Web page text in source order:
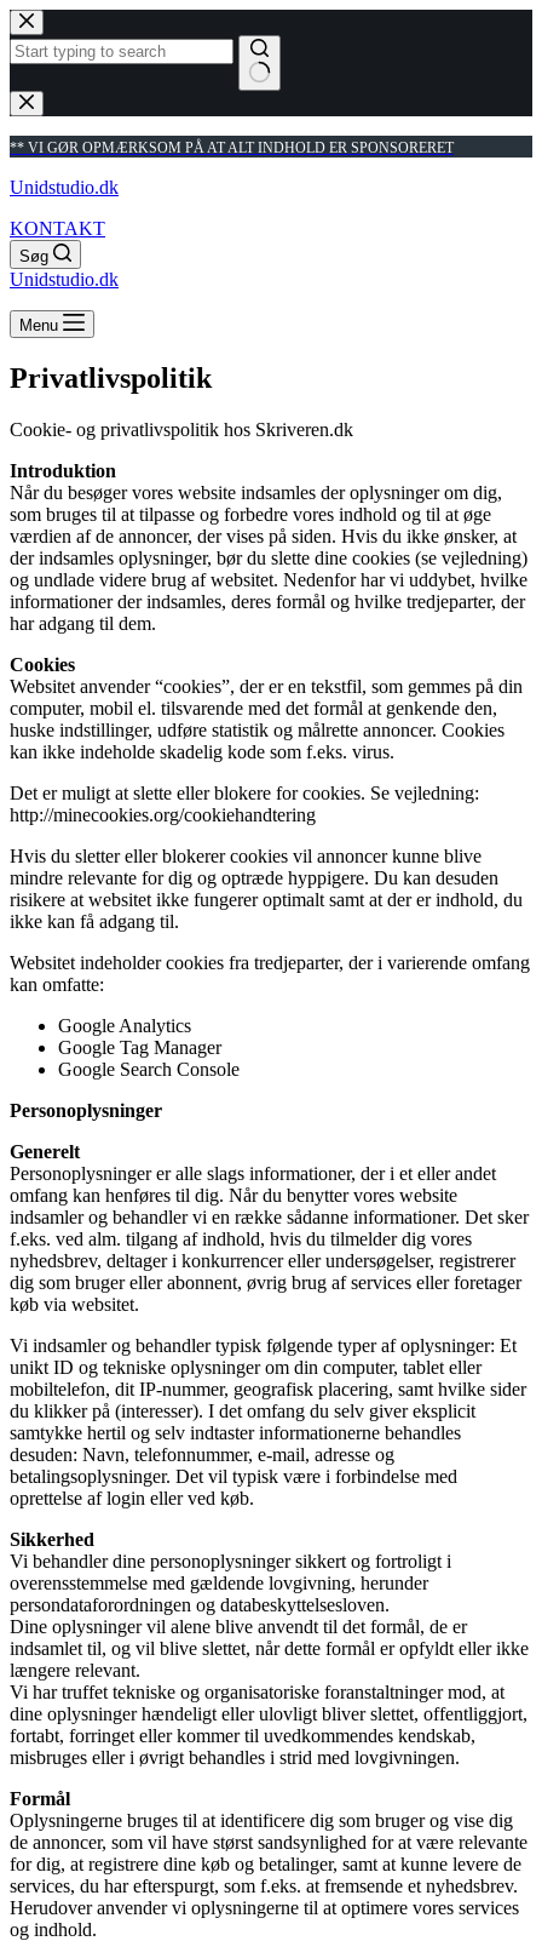
Fortsæt
til
indhold
Ingen
resultater
** VI GØR OPMÆRKSOM PÅ AT ALT INDHOLD ER SPONSORERET
Unidstudio.dk
KONTAKT
Søg
Unidstudio.dk
Menu
Privatlivspolitik
Cookie- og privatlivspolitik hos Skriveren.dk
Introduktion
Når du besøger vores website indsamles der oplysninger om dig,
som bruges til at tilpasse og forbedre vores indhold og til at øge
værdien af de annoncer, der vises på siden. Hvis du ikke ønsker, at
der indsamles oplysninger, bør du slette dine cookies (se vejledning)
og undlade videre brug af websitet. Nedenfor har vi uddybet, hvilke
informationer der indsamles, deres formål og hvilke tredjeparter, der
har adgang til dem.
Cookies
Websitet anvender “cookies”, der er en tekstfil, som gemmes på din
computer, mobil el. tilsvarende med det formål at genkende den,
huske indstillinger, udføre statistik og målrette annoncer. Cookies
kan ikke indeholde skadelig kode som f.eks. virus.
Det er muligt at slette eller blokere for cookies. Se vejledning:
http://minecookies.org/cookiehandtering
Hvis du sletter eller blokerer cookies vil annoncer kunne blive
mindre relevante for dig og optræde hyppigere. Du kan desuden
risikere at websitet ikke fungerer optimalt samt at der er indhold, du
ikke kan få adgang til.
Websitet indeholder cookies fra tredjeparter, der i varierende omfang
kan omfatte:
Google Analytics
Google Tag Manager
Google Search Console
Personoplysninger
Generelt
Personoplysninger er alle slags informationer, der i et eller andet
omfang kan henføres til dig. Når du benytter vores website
indsamler og behandler vi en række sådanne informationer. Det sker
f.eks. ved alm. tilgang af indhold, hvis du tilmelder dig vores
nyhedsbrev, deltager i konkurrencer eller undersøgelser, registrerer
dig som bruger eller abonnent, øvrig brug af services eller foretager
køb via websitet.
Vi indsamler og behandler typisk følgende typer af oplysninger: Et
unikt ID og tekniske oplysninger om din computer, tablet eller
mobiltelefon, dit IP-nummer, geografisk placering, samt hvilke sider
du klikker på (interesser). I det omfang du selv giver eksplicit
samtykke hertil og selv indtaster informationerne behandles
desuden: Navn, telefonnummer, e-mail, adresse og
betalingsoplysninger. Det vil typisk være i forbindelse med
oprettelse af login eller ved køb.
Sikkerhed
Vi behandler dine personoplysninger sikkert og fortroligt i
overensstemmelse med gældende lovgivning, herunder
persondataforordningen og databeskyttelsesloven.
Dine oplysninger vil alene blive anvendt til det formål, de er
indsamlet til, og vil blive slettet, når dette formål er opfyldt eller ikke
længere relevant.
Vi har truffet tekniske og organisatoriske foranstaltninger mod, at
dine oplysninger hændeligt eller ulovligt bliver slettet, offentliggjort,
fortabt, forringet eller kommer til uvedkommendes kendskab,
misbruges eller i øvrigt behandles i strid med lovgivningen.
Formål
Oplysningerne bruges til at identificere dig som bruger og vise dig
de annoncer, som vil have størst sandsynlighed for at være relevante
for dig, at registrere dine køb og betalinger, samt at kunne levere de
services, du har efterspurgt, som f.eks. at fremsende et nyhedsbrev.
Herudover anvender vi oplysningerne til at optimere vores services
og indhold.